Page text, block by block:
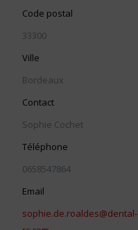
Code postal
33300
Ville
Bordeaux
Contact
Sophie Cochet
Téléphone
0658547864
Email
sophie.de.roaldes@dental-